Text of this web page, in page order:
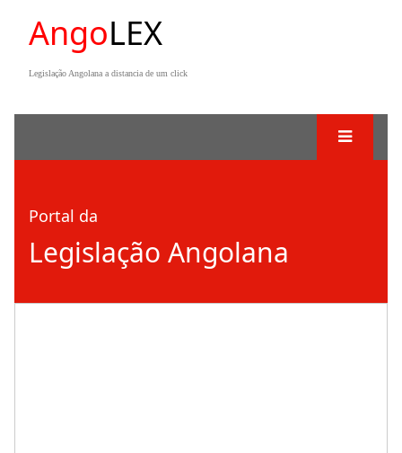
AngoLEX
Legislação Angolana a distancia de um click
Portal da
Legislação Angolana